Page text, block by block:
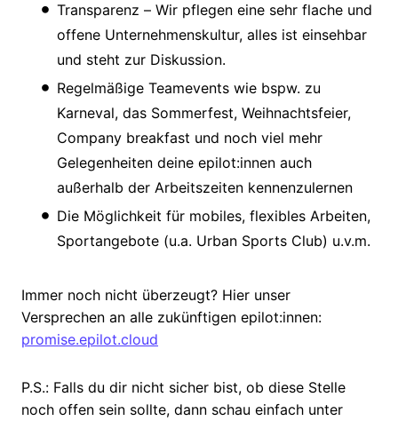
Transparenz – Wir pflegen eine sehr flache und
offene Unternehmenskultur, alles ist einsehbar
und steht zur Diskussion.
Regelmäßige Teamevents wie bspw. zu
Karneval, das Sommerfest, Weihnachtsfeier,
Company breakfast und noch viel mehr
Gelegenheiten deine epilot:innen auch
außerhalb der Arbeitszeiten kennenzulernen
Die Möglichkeit für mobiles, flexibles Arbeiten,
Sportangebote (u.a. Urban Sports Club) u.v.m.
Immer noch nicht überzeugt? Hier unser
Versprechen an alle zukünftigen epilot:innen:
promise.epilot.cloud
P.S.: Falls du dir nicht sicher bist, ob diese Stelle
noch offen sein sollte, dann schau einfach unter